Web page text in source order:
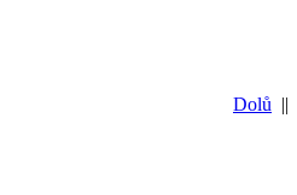
Dolů ||